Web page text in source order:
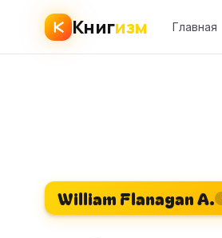
Книгизм Главная
William Flanagan A.